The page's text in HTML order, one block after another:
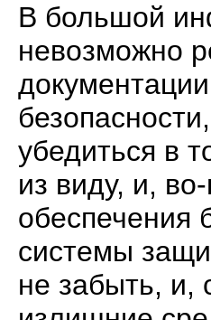
В большой
невозможно
убедиться в
из виду, и,
обеспечения
системы
не забыть, и,